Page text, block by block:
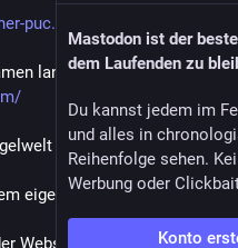
puc
landen dann auf der
eigenen Handy –
Website kopiert:
Mastodon ist der
dem Laufenden zu
Du kannst jedem im
und alles in
Reihenfolge sehen.
Werbung oder
Konto